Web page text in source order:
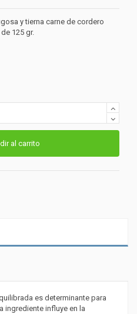
y tierna carne de cordero
125 gr.
al carrito
es determinante para
ingrediente influye en la